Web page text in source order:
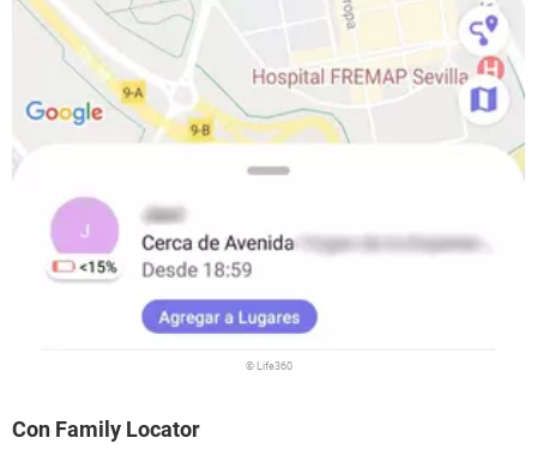
© Life360
Con Family Locator